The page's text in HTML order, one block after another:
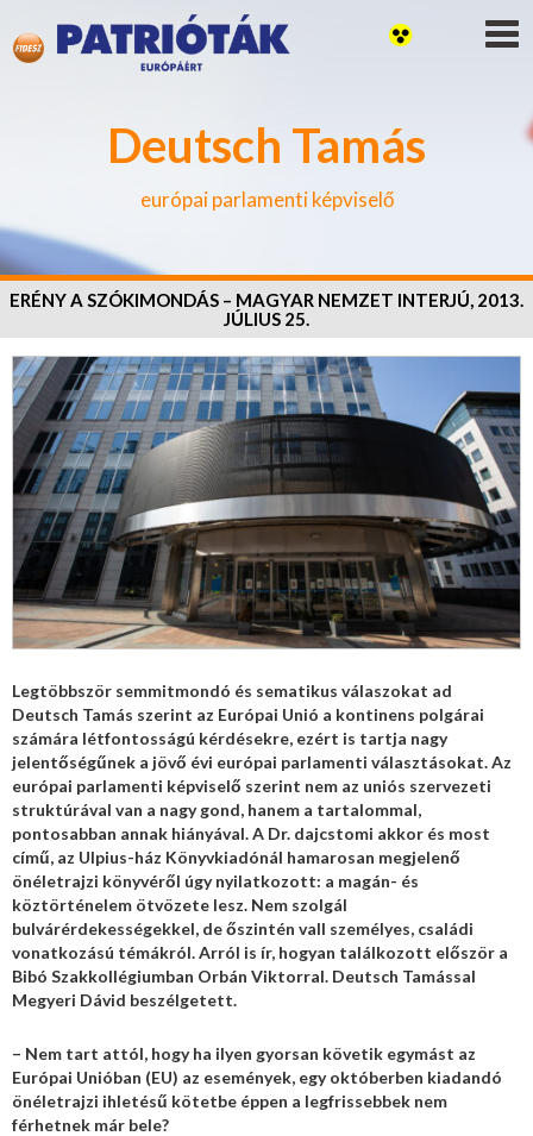
Deutsch Tamás
európai parlamenti képviselő
ERÉNY A SZÓKIMONDÁS – MAGYAR NEMZET INTERJÚ, 2013.
JÚLIUS 25.
Legtöbbször semmitmondó és sematikus válaszokat ad
Deutsch Tamás szerint az Európai Unió a kontinens polgárai
számára létfontosságú kérdésekre, ezért is tartja nagy
jelentőségűnek a jövő évi európai parlamenti választásokat. Az
európai parlamenti képviselő szerint nem az uniós szervezeti
struktúrával van a nagy gond, hanem a tartalommal,
pontosabban annak hiányával. A Dr. dajcstomi akkor és most
című, az Ulpius-ház Könyvkiadónál hamarosan megjelenő
önéletrajzi könyvéről úgy nyilatkozott: a magán- és
köztörténelem ötvözete lesz. Nem szolgál
bulvárérdekességekkel, de őszintén vall személyes, családi
vonatkozású témákról. Arról is ír, hogyan találkozott először a
Bibó Szakkollégiumban Orbán Viktorral. Deutsch Tamással
Megyeri Dávid beszélgetett.
– Nem tart attól, hogy ha ilyen gyorsan követik egymást az
Európai Unióban (EU) az események, egy októberben kiadandó
önéletrajzi ihletésű kötetbe éppen a legfrissebbek nem
férhetnek már bele?